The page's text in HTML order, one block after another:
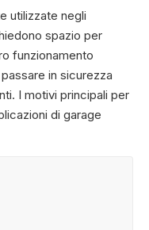
utilizzate negli
spazio per
funzionamento
in sicurezza
I motivi principali per
di garage